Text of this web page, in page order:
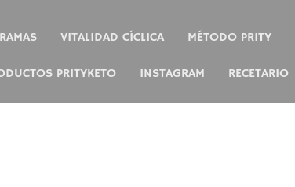
VITALIDAD CÍCLICA MÉTODO PRITY
PRITYKETO INSTAGRAM RECETARIO